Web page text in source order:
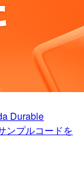
Durable
ンプルコードを